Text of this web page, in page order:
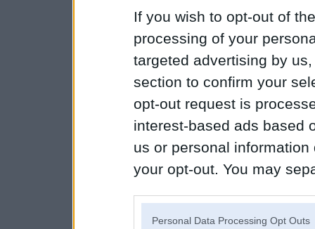
If you wish to opt-out of
processing of your
targeted advertising by
section to confirm your
opt-out request is
interest-based ads based
us or personal
your opt-out. You may
Personal Data Processing Opt Outs